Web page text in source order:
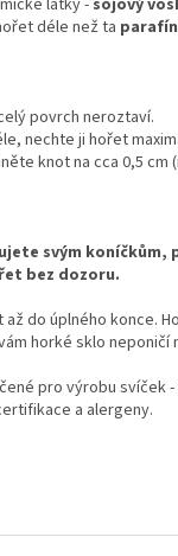
látky - sójový
déle než ta
povrch neroztaví.
nechte ji hořet
knot na cca 0,5 cm
svým koníčkům,
bez dozoru.
do úplného konce.
horké sklo neponičí
pro výrobu svíček -
a alergeny.